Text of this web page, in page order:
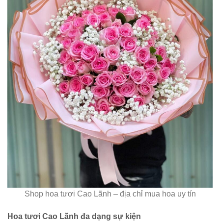
Shop hoa tươi Cao Lãnh – địa chỉ mua hoa uy tín
Hoa tươi Cao Lãnh đa dạng sự kiện